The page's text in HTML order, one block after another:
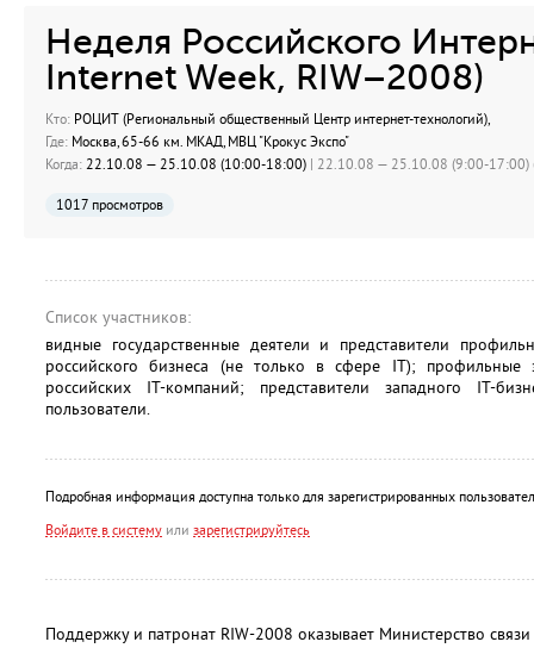
Неделя Российского
Internet Week, RIW–2008)
Кто: РОЦИТ (Региональный общественный Центр интернет-технологий),
Где: Москва, 65-66 км. МКАД, МВЦ "Крокус Экспо"
Когда: 22.10.08 — 25.10.08 (10:00-18:00) | 22.10.08 — 25.10.08 (9:00-17:00)
1017 просмотров
Список участников:
видные государственные деятели и представители
российского бизнеса (не только в сфере IT); профильные
российских IT-компаний; представители западного IT-
пользователи.
Подробная информация доступна только для зарегистрированных
Войдите в систему или зарегистрируйтесь
Поддержку и патронат RIW-2008 оказывает Министерство